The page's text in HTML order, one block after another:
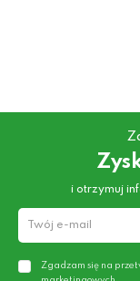
i otrzymuj
Zgadzam się na